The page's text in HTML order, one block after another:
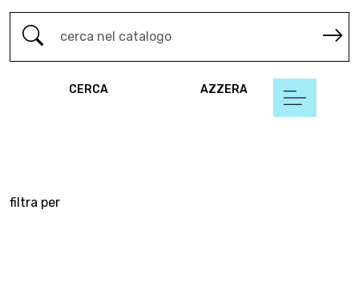
CERCA AZZERA
filtra per